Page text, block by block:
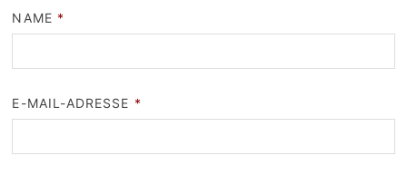
NAME *
E-MAIL-ADRESSE *